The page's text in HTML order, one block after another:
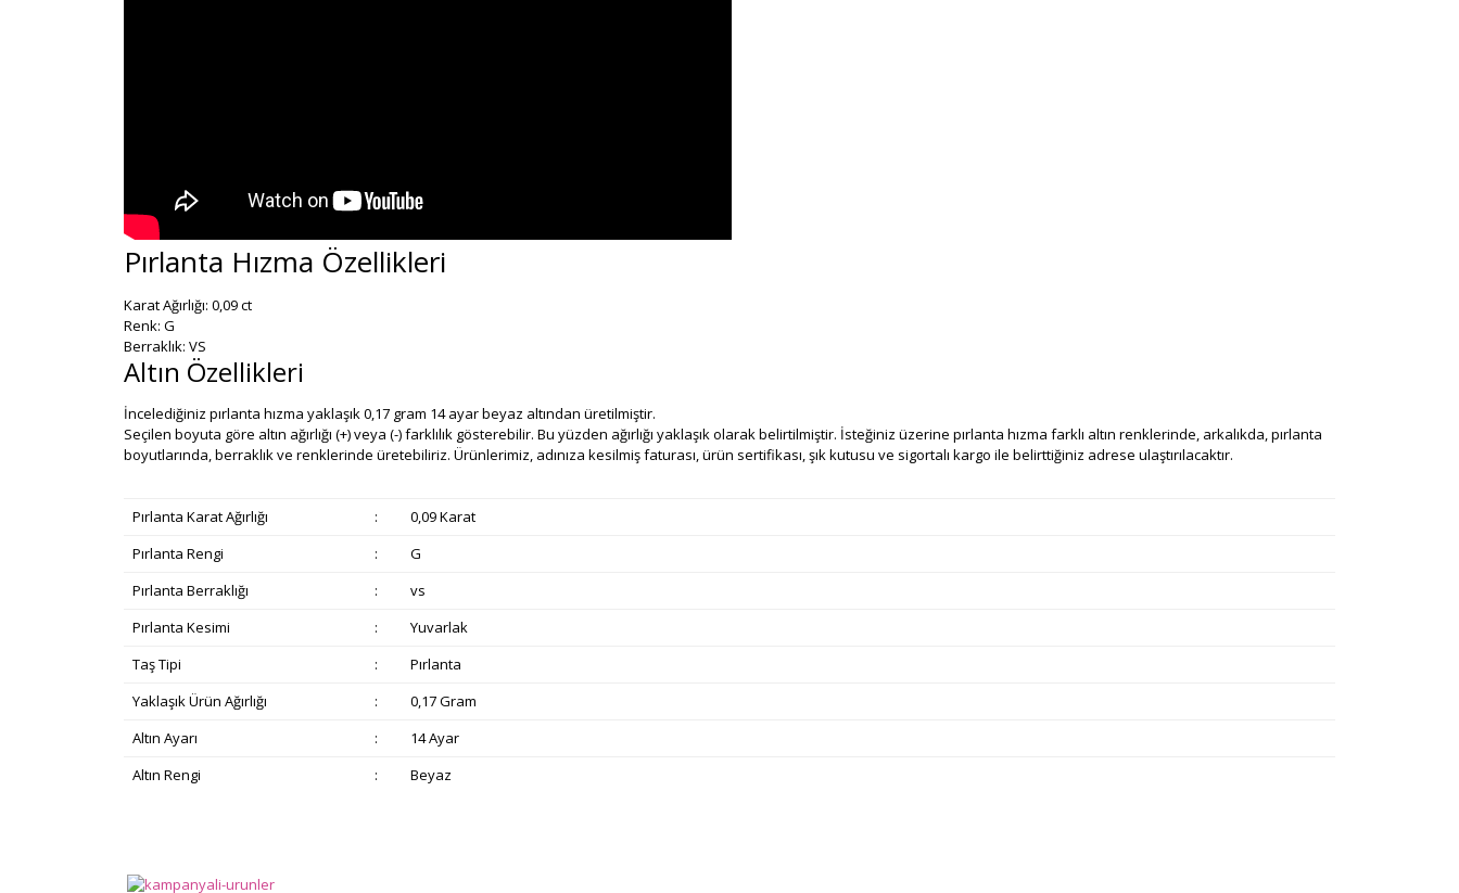
Pırlanta Hızma Özellikleri
Karat Ağırlığı: 0,09 ct
Renk: G
Berraklık: VS
Altın Özellikleri
İncelediğiniz pırlanta hızma yaklaşık 0,17 gram 14 ayar beyaz altından üretilmiştir.
Seçilen boyuta göre altın ağırlığı (+) veya (-) farklılık gösterebilir. Bu yüzden ağırlığı yaklaşık olarak belirtilmiştir. İsteğiniz üzerine pırlanta hızma farklı altın renklerinde, arkalıkda, pırlanta
boyutlarında, berraklık ve renklerinde üretebiliriz. Ürünlerimiz, adınıza kesilmiş faturası, ürün sertifikası, şık kutusu ve sigortalı kargo ile belirttiğiniz adrese ulaştırılacaktır.
Pırlanta Karat Ağırlığı :
0,09 Karat
Pırlanta Rengi
:
G
Pırlanta Berraklığı
:
vs
Pırlanta Kesimi
:
Yuvarlak
Taş Tipi
:
Pırlanta
Yaklaşık Ürün Ağırlığı
:
0,17 Gram
Altın Ayarı
:
14 Ayar
Altın Rengi
: Beyaz